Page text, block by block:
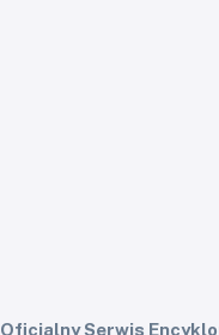
Oficjalny Serwis